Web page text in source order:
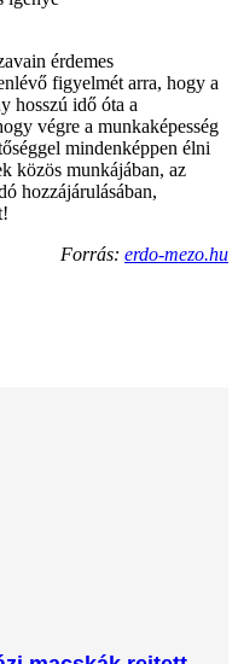
érdemes
figyelmét arra, hogy a
hosszú idő óta a
végre a munkaképesség
mindenképpen élni
közös munkájában, az
hozzájárulásában,
Forrás: erdo-mezo.hu